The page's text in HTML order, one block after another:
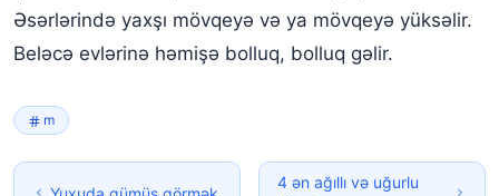
Əsərlərində yaxşı mövqeyə və ya mövqeyə yüksəlir.
Beləcə evlərinə həmişə bolluq, bolluq gəlir.
m
4 ən ağıllı və uğurlu